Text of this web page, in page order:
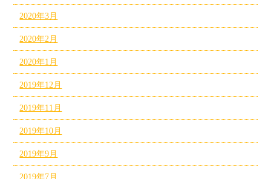
2020年3月
2020年2月
2020年1月
2019年12月
2019年11月
2019年10月
2019年9月
2019年7月